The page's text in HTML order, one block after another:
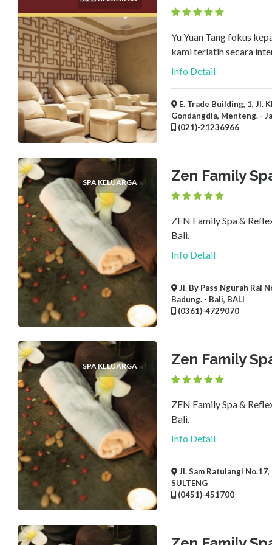
Kota
Ajukan
Yu Yuan Tang fokus
kami terlatih secara
Info Detail
E. Trade Building, 1, Jl.
Gondangdia, Menteng. -
(021)-21236966
SPA KELUARGA Zen Family
ZEN Family Spa &
Bali.
Info Detail
Jl. By Pass Ngurah Rai
Badung. - Bali, BALI
(0361)-4729070
SPA KELUARGA Zen Family
ZEN Family Spa &
Bali.
Info Detail
Jl. Sam Ratulangi
SULTENG
(0451)-451700